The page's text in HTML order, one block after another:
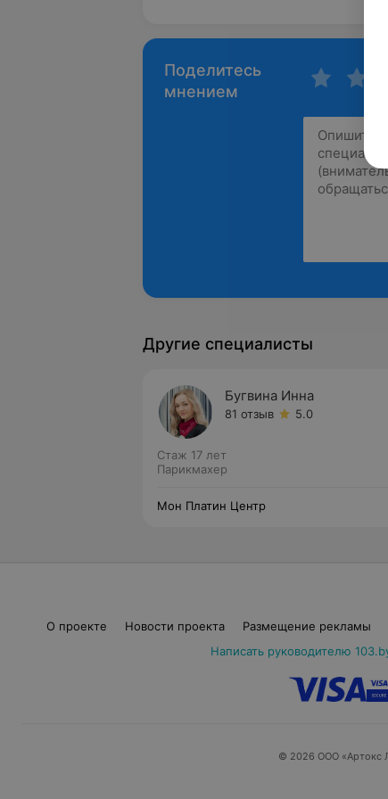
Поделитесь
мнением
Другие специалисты
Бугвина Инна
81 отзыв 5.0
Стаж 17 лет
Парикмахер
Мон Платин Центр
О проекте Новости проекта Размещение рекламы
Написать руководителю
© 2026 ООО «Артокс